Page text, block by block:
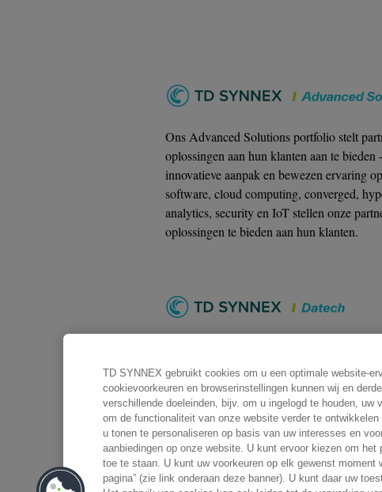
Ons Advanced Solutions portfolio stelt
oplossingen aan hun klanten aan te
innovatieve aanpak en bewezen ervaring
software, cloud computing, converged,
analytics, security en IoT stellen onze
oplossingen te bieden aan hun klanten.
wereldwijde specialist in de distributie
TD SYNNEX gebruikt cookies om u een optimale website-
cookievoorkeuren en browserinstellingen kunnen wij en
verschillende doeleinden, bijv. om u ingelogd te houden, uw
om de functionaliteit van onze website verder te
u tonen te personaliseren op basis van uw interesses en
aanbiedingen op onze website. U kunt ervoor kiezen om
toe te staan. U kunt uw voorkeuren op elk gewenst moment
pagina” (zie link onderaan deze banner). U kunt daar uw